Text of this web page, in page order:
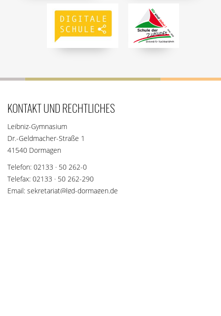
KONTAKT UND RECHTLICHES
Leibniz-Gymnasium
Dr.-Geldmacher-Straße 1
41540 Dormagen
Telefon: 02133 · 50 262-0
Telefax: 02133 · 50 262-290
Email: sekretariat@lgd-dormagen.de